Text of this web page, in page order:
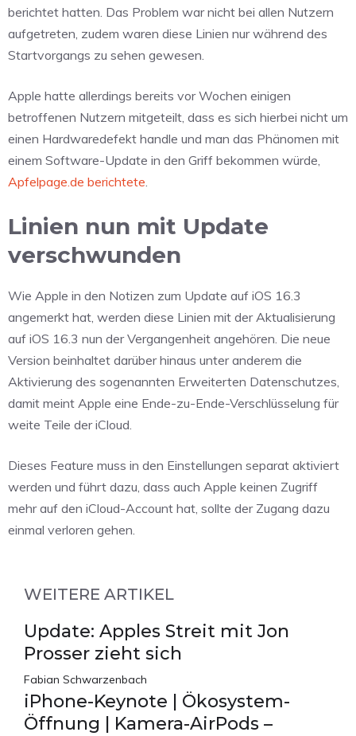
berichtet hatten. Das Problem war nicht bei allen Nutzern
aufgetreten, zudem waren diese Linien nur während des
Startvorgangs zu sehen gewesen.
Apple hatte allerdings bereits vor Wochen einigen
betroffenen Nutzern mitgeteilt, dass es sich hierbei nicht um
einen Hardwaredefekt handle und man das Phänomen mit
einem Software-Update in den Griff bekommen würde,
Apfelpage.de berichtete.
Linien nun mit Update
verschwunden
Wie Apple in den Notizen zum Update auf iOS 16.3
angemerkt hat, werden diese Linien mit der Aktualisierung
auf iOS 16.3 nun der Vergangenheit angehören. Die neue
Version beinhaltet darüber hinaus unter anderem die
Aktivierung des sogenannten Erweiterten Datenschutzes,
damit meint Apple eine Ende-zu-Ende-Verschlüsselung für
weite Teile der iCloud.
Dieses Feature muss in den Einstellungen separat aktiviert
werden und führt dazu, dass auch Apple keinen Zugriff
mehr auf den iCloud-Account hat, sollte der Zugang dazu
einmal verloren gehen.
WEITERE ARTIKEL
Update: Apples Streit mit Jon
Prosser zieht sich
Fabian Schwarzenbach
iPhone-Keynote | Ökosystem-
Öffnung | Kamera-AirPods –